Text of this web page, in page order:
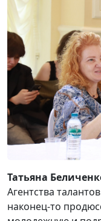
Татьяна
Агентства
наконец-то